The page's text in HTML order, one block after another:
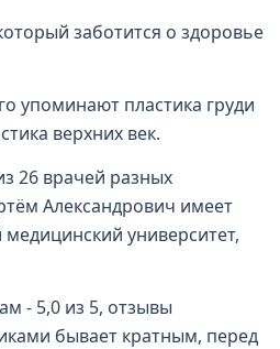
заботится о здоровье
упоминают пластика груди
верхних век.
26 врачей разных
Александрович имеет
университет,
- 5,0 из 5, отзывы
бывает кратным, перед